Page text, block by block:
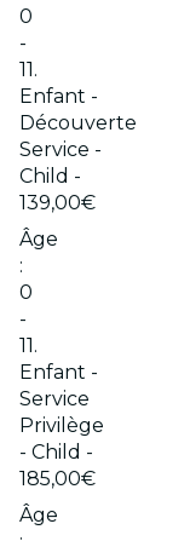
0
-
11.
Enfant -
Découverte
Service -
Child -
139,00€
Âge
:
0
-
11.
Enfant -
Service
Privilège
- Child -
185,00€
Âge